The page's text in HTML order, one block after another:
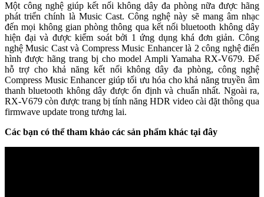
Một công nghệ giúp kết nối không dây đa phòng nữa được hãng
phát triển chính là Music Cast. Công nghệ này sẽ mang âm nhạc
đến mọi không gian phòng thông qua kết nối bluetooth không dây
hiện đại và được kiểm soát bởi 1 ứng dụng khá đơn giản. Công
nghệ Music Cast và Compress Music Enhancer là 2 công nghệ điển
hình được hãng trang bị cho model Ampli Yamaha RX-V679. Để
hỗ trợ cho khả năng kết nối không dây đa phòng, công nghệ
Compress Music Enhancer giúp tối ưu hóa cho khả năng truyền âm
thanh bluetooth không dây được ổn định và chuẩn nhất. Ngoài ra,
RX-V679 còn được trang bị tính năng HDR video cài đặt thông qua
firmwave update trong tương lai.
Các bạn có thể tham khảo các sản phẩm khác tại đây